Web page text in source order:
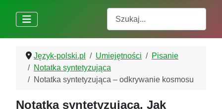
Język-polski.pl Umiejętności
Pisanie
Notatka syntetyzująca
Notatka syntetyzująca – odkrywanie kosmosu
Notatka syntetyzująca. Jak